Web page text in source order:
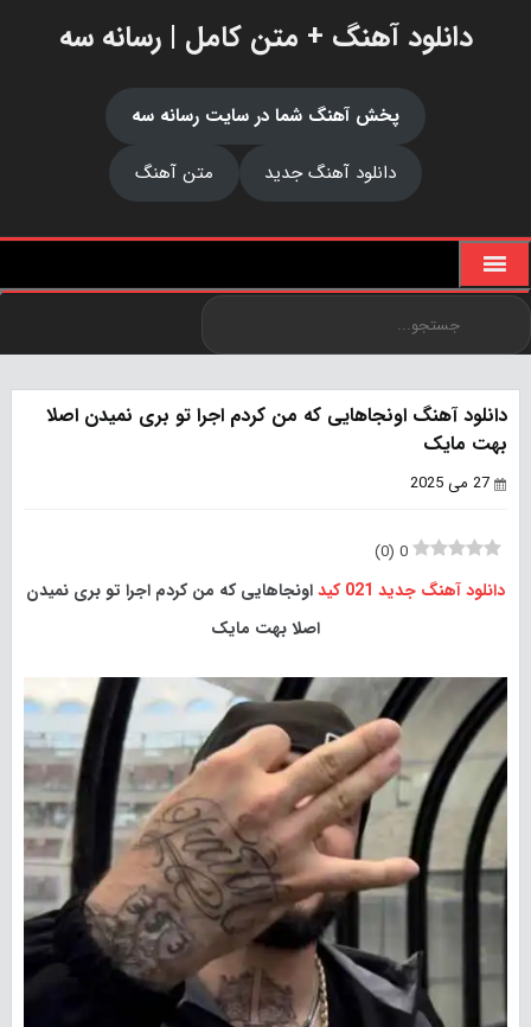
دانلود آهنگ + متن کامل | رسانه سه
پخش آهنگ شما در سایت رسانه سه
دانلود آهنگ جدید
متن آهنگ
دانلود آهنگ اونجاهایی که من کردم اجرا تو بری نمیدن اصلا
بهت مایک
27 می 2025
0
(
0
)
دانلود آهنگ جدید 021 کید
اونجاهایی که من کردم اجرا تو بری نمیدن
اصلا بهت مایک